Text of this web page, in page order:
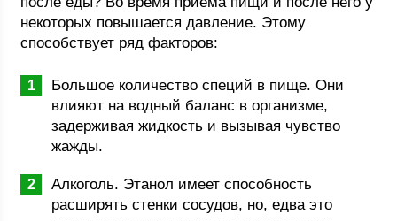
некоторых повышается давление. Этому
способствует ряд факторов:
Большое количество специй в пище. Они
влияют на водный баланс в организме,
задерживая жидкость и вызывая чувство
жажды.
Алкоголь. Этанол имеет способность
расширять стенки сосудов, но, едва это